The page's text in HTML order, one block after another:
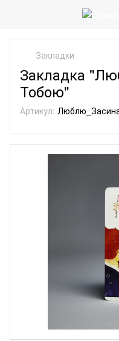
Закладки
Закладка
Тобою"
Артикул: